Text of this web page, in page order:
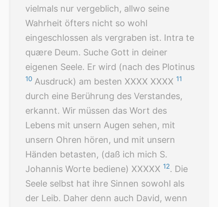
vielmals nur vergeblich, allwo seine
Wahrheit öfters nicht so wohl
eingeschlossen als vergraben ist. Intra te
quære Deum. Suche Gott in deiner
eigenen Seele. Er wird (nach des Plotinus
10 Ausdruck) am besten XXXX XXXX 11
durch eine Berührung des Verstandes,
erkannt. Wir müssen das Wort des
Lebens mit unsern Augen sehen, mit
unsern Ohren hören, und mit unsern
Händen betasten, (daß ich mich S.
Johannis Worte bediene) XXXXX 12. Die
Seele selbst hat ihre Sinnen sowohl als
der Leib. Daher denn auch David, wenn